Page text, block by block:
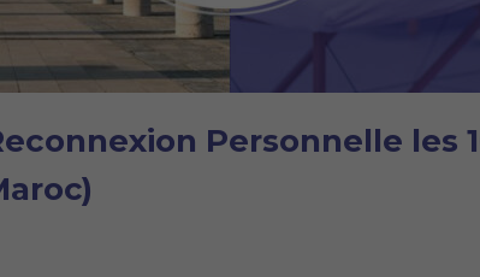
Personnelle les